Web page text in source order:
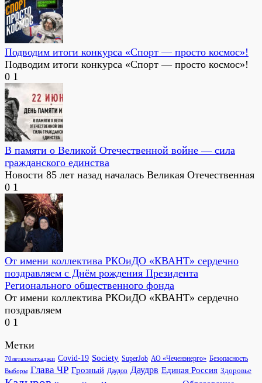
Подводим итоги конкурса «Спорт — просто космос»!
Подводим итоги конкурса «Спорт — просто космос»!
0 1
В памяти о Великой Отечественной войне — сила
гражданского единства
Новости 85 лет назад началась Великая Отечественная
0 1
От имени коллектива РКОиДО «КВАНТ» сердечно
поздравляем с Днём рождения Президента
Регионального общественного фонда
От имени коллектива РКОиДО «КВАНТ» сердечно
поздравляем
0 1
Метки
70летахматхаджи Covid-19 Society SuperJob АО «Чеченэнерго» Безопасность
Выборы Глава ЧР Грозный Даудов Даудрв Единая Россия Здоровье